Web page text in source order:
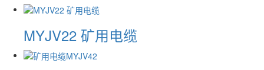
MYJV22 矿用电缆